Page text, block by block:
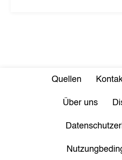
Quellen
Über uns